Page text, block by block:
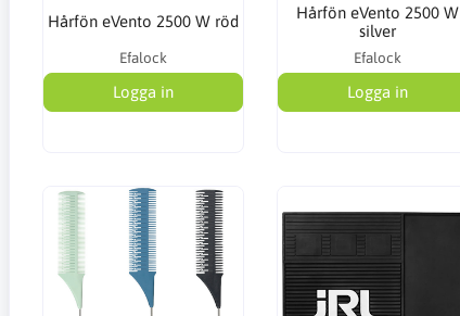
Hårfön eVento 2500 W röd
Efalock
Logga in
Hårfön eVento 2500 W
silver
Efalock
Logga in